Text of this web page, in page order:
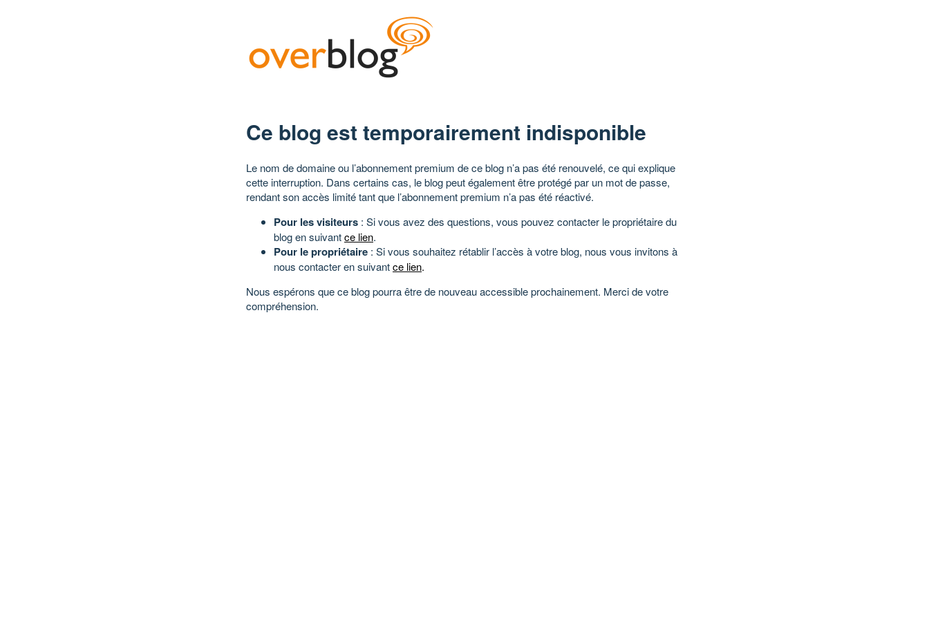
Ce blog est temporairement indisponible
Le nom de domaine ou l’abonnement premium de ce blog n’a pas été renouvelé, ce qui explique
cette interruption. Dans certains cas, le blog peut également être protégé par un mot de passe,
rendant son accès limité tant que l’abonnement premium n’a pas été réactivé.
Pour les visiteurs : Si vous avez des questions, vous pouvez contacter le propriétaire du
blog en suivantce lien.
Pour le propriétaire : Si vous souhaitez rétablir l’accès à votre blog, nous vous invitons à
nous contacter en suivantce lien.
Nous espérons que ce blog pourra être de nouveau accessible prochainement. Merci de votre
compréhension.